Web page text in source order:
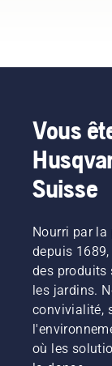
chaîne
lors de la
coupe et
de
s'assurer
qu'elle se
autour
du
guide-
chaîne
sans
friction.
Cela
prolonge
Vous
Suisse
Nourri par
depuis
des produits
les jardins.
convivialité,
où les